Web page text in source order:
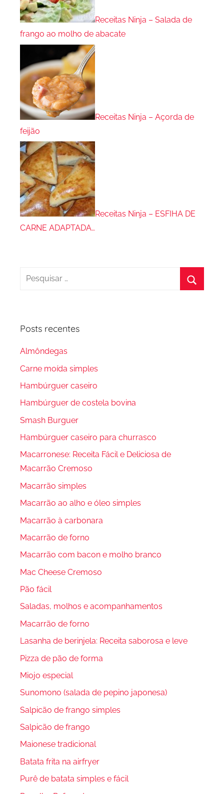
Receitas Ninja – Salada de
frango ao molho de abacate
Receitas Ninja – Açorda de
feijão
Receitas Ninja – ESFIHA DE
CARNE ADAPTADA…
Pesquisar
Posts recentes
Almôndegas
Carne moída simples
Hambúrguer caseiro
Hambúrguer de costela bovina
Smash Burguer
Hambúrguer caseiro para churrasco
Macarronese: Receita Fácil e Deliciosa de
Macarrão Cremoso
Macarrão simples
Macarrão ao alho e óleo simples
Macarrão à carbonara
Macarrão de forno
Macarrão com bacon e molho branco
Mac Cheese Cremoso
Pão fácil
Saladas, molhos e acompanhamentos
Macarrão de forno
Lasanha de berinjela: Receita saborosa e leve
Pizza de pão de forma
Miojo especial
Sunomono (salada de pepino japonesa)
Salpicão de frango simples
Salpicão de frango
Maionese tradicional
Batata frita na airfryer
Purê de batata simples e fácil